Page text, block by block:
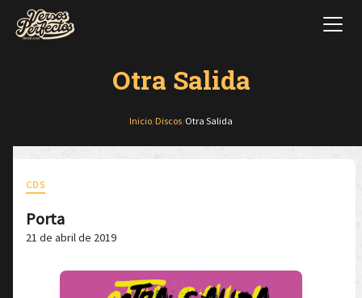
Otra Salida
Inicio Discos Otra Salida
CDS
Porta
21 de abril de 2019